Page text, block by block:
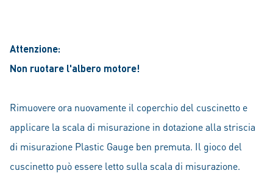
Attenzione:
Non ruotare l'albero motore!
Rimuovere ora nuovamente il coperchio del cuscinetto e
applicare la scala di misurazione in dotazione alla striscia
di misurazione Plastic Gauge ben premuta. Il gioco del
cuscinetto può essere letto sulla scala di misurazione.